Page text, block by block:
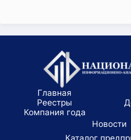
Главная
Реестры
Компания года
Новости
Каталог